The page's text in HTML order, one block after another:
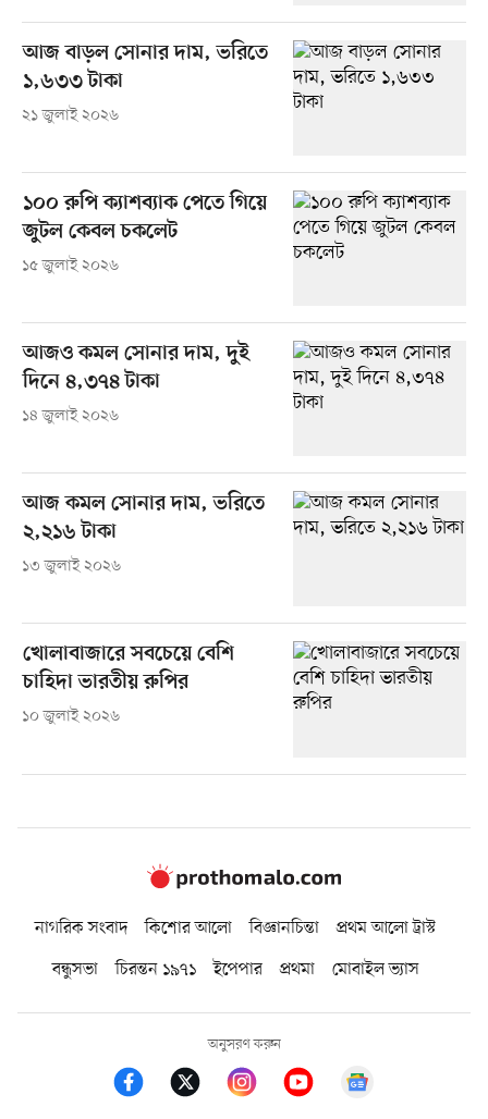
আজ বাড়ল সোনার দাম, ভরিতে
১,৬৩৩ টাকা
২১ জুলাই ২০২৬
১০০ রুপি ক্যাশব্যাক পেতে গিয়ে
জুটল কেবল চকলেট
১৫ জুলাই ২০২৬
আজও কমল সোনার দাম, দুই
দিনে ৪,৩৭৪ টাকা
১৪ জুলাই ২০২৬
আজ কমল সোনার দাম, ভরিতে
২,২১৬ টাকা
১৩ জুলাই ২০২৬
খোলাবাজারে সবচেয়ে বেশি
চাহিদা ভারতীয় রুপির
১০ জুলাই ২০২৬
নাগরিক সংবাদ কিশোর আলো বিজ্ঞানচিন্তা
প্রথম আলো ট্রাস্ট
বন্ধুসভা
চিরন্তন ১৯৭১ ইপেপার প্রথমা মোবাইল ভ্যাস
অনুসরণ করুন